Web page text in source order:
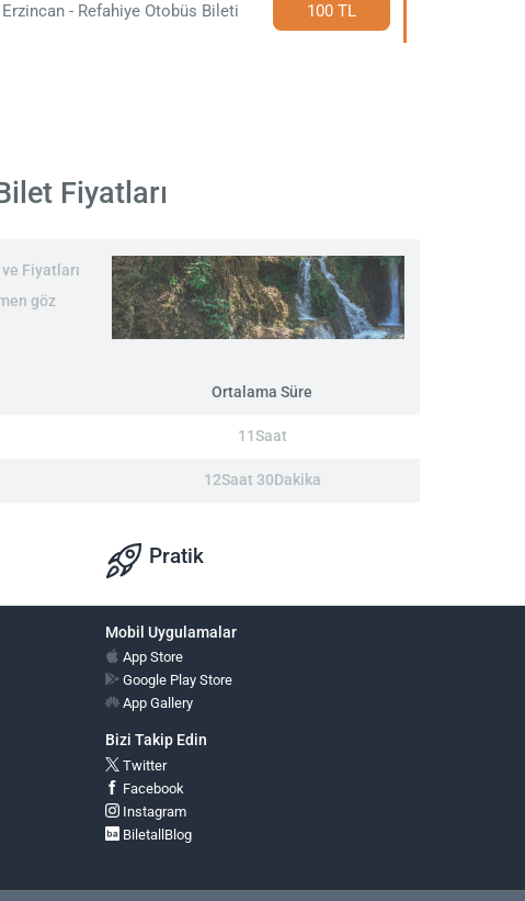
Erzincan - Refahiye Otobüs Bileti 100 TL
Fiyatları
Fiyatları
göz
Ortalama Süre
11Saat
12Saat 30Dakika
Pratik
Mobil Uygulamalar
App Store
Google Play Store
App Gallery
Bizi Takip Edin
Twitter
Facebook
Instagram
BiletallBlog